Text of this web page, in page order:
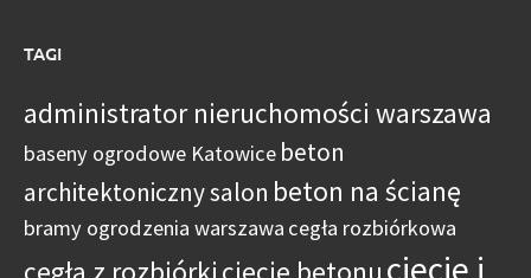
TAGI
administrator nieruchomości warszawa
baseny ogrodowe Katowice beton
architektoniczny salon beton na ścianę
bramy ogrodzenia warszawa cegła rozbiórkowa
cięcie i